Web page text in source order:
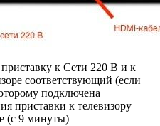
к Сети 220 В и к
соответствующий (если
подключена
приставки к телевизору
(с 9 минуты)